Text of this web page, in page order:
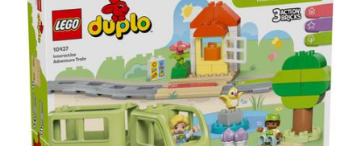
玩具車,貨車,火車及遙控系列
手工藝,文具,蠟筆,泥膠,畫板
娃娃, 芭比,收藏公仔
Mini Brands
Play-Doh培樂多
Pokemon寶可夢
8~11歳
12~14歳
14歳以上